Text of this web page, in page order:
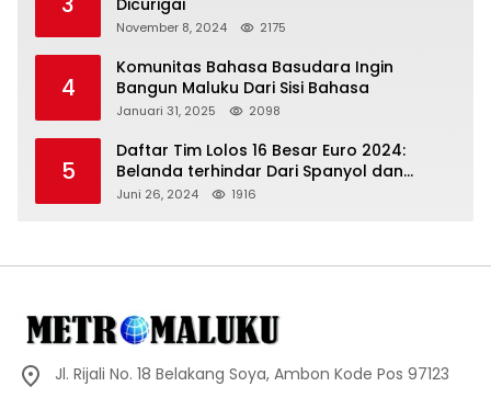
November 8, 2024 2175
4
Komunitas Bahasa Basudara Ingin
Bangun Maluku Dari Sisi Bahasa
Januari 31, 2025 2098
5
Daftar Tim Lolos 16 Besar Euro 2024:
Belanda terhindar Dari Spanyol dan
Ingriss, Prancis Bertemu Belgia
Juni 26, 2024 1916
Jl. Rijali No. 18 Belakang Soya, Ambon Kode Pos 97123